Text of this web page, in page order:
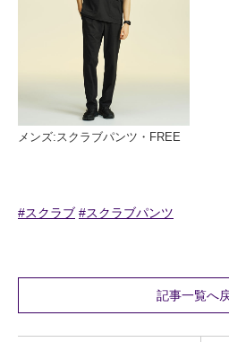
メンズ:スクラブパンツ・FREE
#スクラブ #スクラブパンツ
記事一覧へ